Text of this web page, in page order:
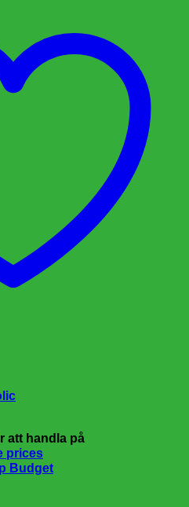
att handla på
prices